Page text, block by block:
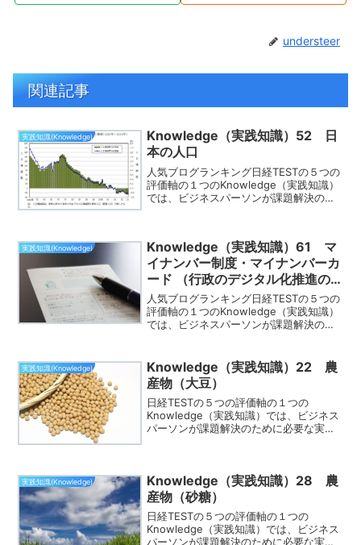
understeer
関連記事
実践知識(Knowledge)
Knowledge（実践知識）52 日
本の人口
人気ブログランキング日経TESTの５つの
評価軸の１つのKnowledge（実践知識）
では、ビジネスパーソンが課題解決のた
です。このペ...
実践知識(Knowledge)
Knowledge（実践知識）61 マ
イナンバー制度・マイナンバーカ
ード （行政のデジタル化推進の
柱）
人気ブログランキング日経TESTの５つの
評価軸の１つのKnowledge（実践知識）
では、ビジネスパーソンが課題解決のた
でよく出題されるのが、「マイナンバー
制度・マイナ...
実践知識(Knowledge)
Knowledge（実践知識）22 農
産物（大豆）
日経TESTの５つの評価軸の１つの
Knowledge（実践知識）では、ビジネス
パーソンが課題解決のために必要な実践
ページでは「農産物...
実践知識(Knowledge)
Knowledge（実践知識）28 農
産物（砂糖）
日経TESTの５つの評価軸の１つの
Knowledge（実践知識）では、ビジネス
パーソンが課題解決のために必要な実践